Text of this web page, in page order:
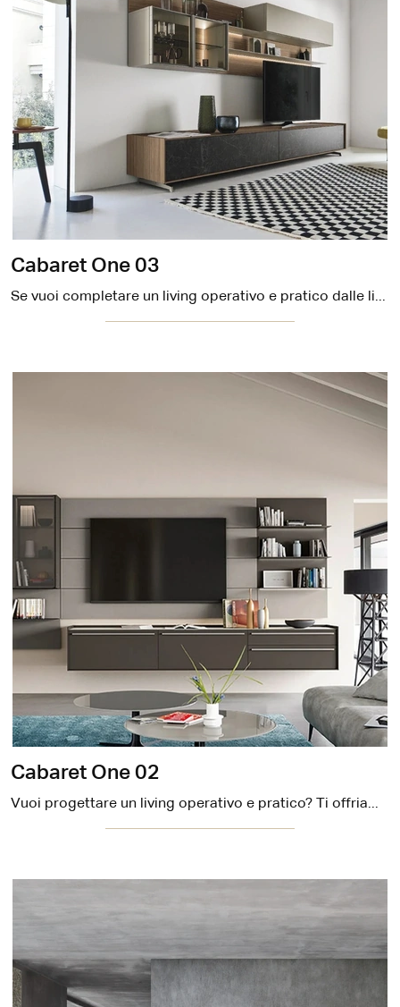
Cabaret One 03
Se vuoi completare un living operativo e pratico dalle linee moderne, ti presentiamo la parete attrezzata Cabaret One 03 Sangiacomo.
Cabaret One 02
Vuoi progettare un living operativo e pratico? Ti offriamo la parete attrezzata Cabaret One 02 Sangiacomo dalle forme decise moderne.